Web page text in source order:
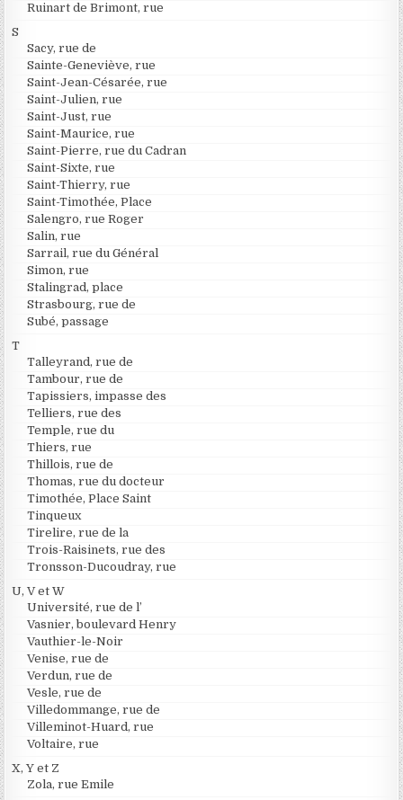
Ruinart de Brimont, rue
S
Sacy, rue de
Sainte-Geneviève, rue
Saint-Jean-Césarée, rue
Saint-Julien, rue
Saint-Just, rue
Saint-Maurice, rue
Saint-Pierre, rue du Cadran
Saint-Sixte, rue
Saint-Thierry, rue
Saint-Timothée, Place
Salengro, rue Roger
Salin, rue
Sarrail, rue du Général
Simon, rue
Stalingrad, place
Strasbourg, rue de
Subé, passage
T
Talleyrand, rue de
Tambour, rue de
Tapissiers, impasse des
Telliers, rue des
Temple, rue du
Thiers, rue
Thillois, rue de
Thomas, rue du docteur
Timothée, Place Saint
Tinqueux
Tirelire, rue de la
Trois-Raisinets, rue des
Tronsson-Ducoudray, rue
U, V et W
Université, rue de l’
Vasnier, boulevard Henry
Vauthier-le-Noir
Venise, rue de
Verdun, rue de
Vesle, rue de
Villedommange, rue de
Villeminot-Huard, rue
Voltaire, rue
X, Y et Z
Zola, rue Emile